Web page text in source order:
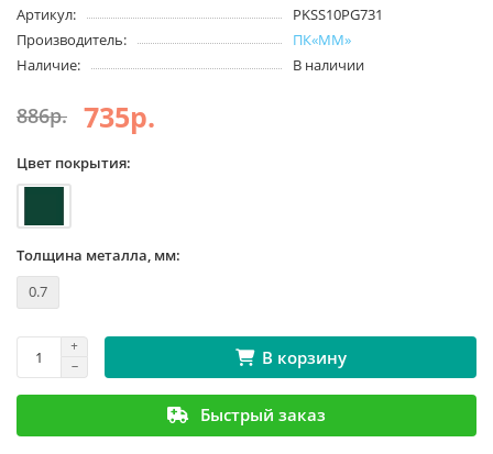
Артикул:
PKSS10PG731
Производитель:
ПК«ММ»
Наличие:
В наличии
886р. 735р.
Цвет покрытия:
Толщина металла, мм:
0.7
В корзину
Быстрый заказ